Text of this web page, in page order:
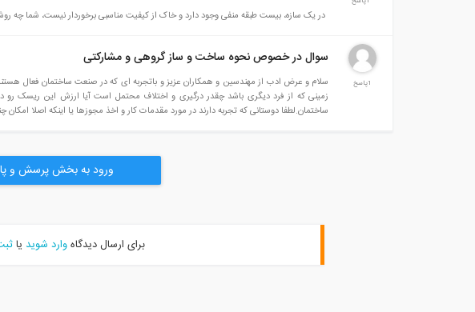
در یک سازه، بیست طبقه منفی وجود دارد و خاک از کیفیت مناسبی برخوردار نیست، شما چه
1پاسخ
سوال در خصوص نحوه ساخت و ساز گروهی و مشارکتی
زمینی که از فرد دیگری باشد چقدر درگیری و اختلاف محتمل است آیا ارزش این ریسک رو
ساختمان.لطفا دوستانی که تجربه دارند در مورد مقدمات کار و اخذ مجوزها یا اینکه اصلا امکان
ورود به بخش پرسش و
برای ارسال دیدگاهوارد شوید یا